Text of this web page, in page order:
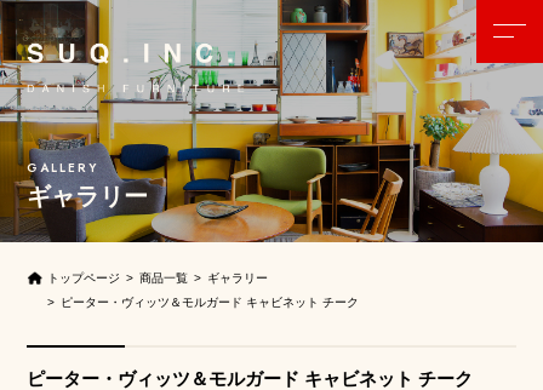
ギャラリー
トップページ 商品一覧
ギャラリー
ピーター・ヴィッツ＆モルガード キャビネット チーク
ピーター・ヴィッツ＆モルガード キャビネット チーク